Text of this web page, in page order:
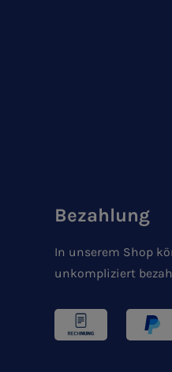
Bezahlung
In unserem Shop
unkompliziert